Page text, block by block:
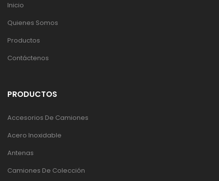
Inicio
Quienes Somos
Productos
Contáctenos
PRODUCTOS
Accesorios De Camiones
Acero Inoxidable
Antenas
Camiones De Colección